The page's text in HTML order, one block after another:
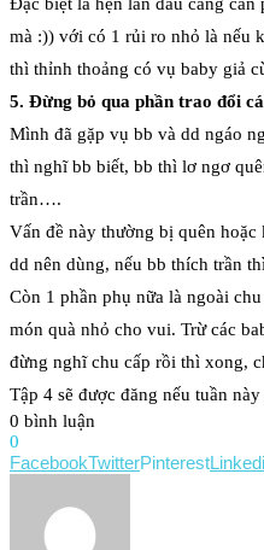
Đặc biệt là hẹn lần đầu càng
mà :)) với có 1 rủi ro nhỏ là nếu
thì thỉnh thoảng có vụ baby giả
5. Đừng bỏ qua phần trao đổi
Mình đã gặp vụ bb và dd ngáo
thì nghĩ bb biết, bb thì lơ ngơ
trần….
Vấn đề này thường bị quên
dd nên dùng, nếu bb thích trần
Còn 1 phần phụ nữa là ngoài
món quà nhỏ cho vui. Trừ các
đừng nghĩ chu cấp rồi thì xong,
Tập 4 sẽ được đăng nếu tuần
0 bình luận
0
FacebookTwitterPinterest